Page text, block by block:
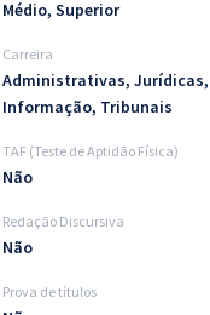
Médio, Superior
Carreira
Administrativas,
Informação, Tribunais
TAF (Teste de Aptidão Física)
Não
Redação Discursiva
Não
Prova de títulos